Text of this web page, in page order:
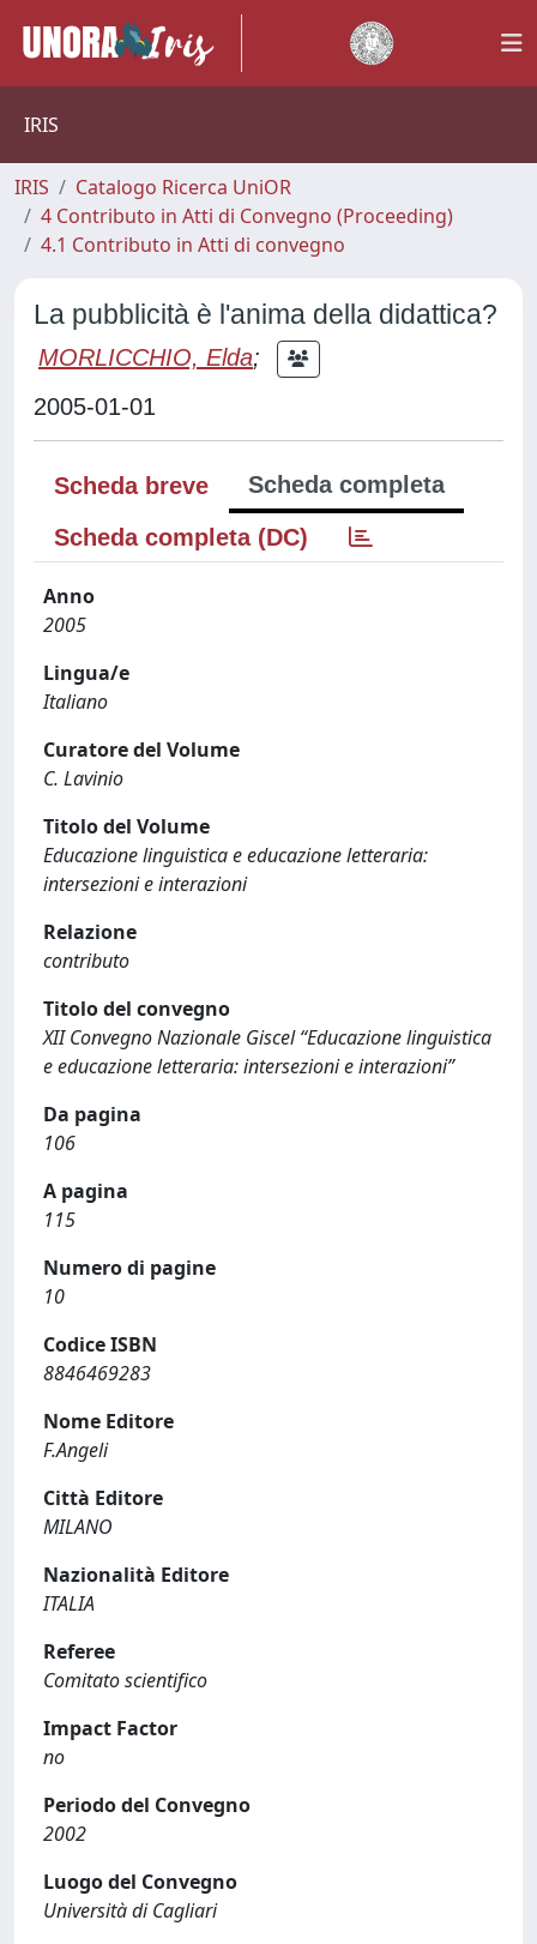
IRIS
IRIS
Catalogo Ricerca UniOR
4 Contributo in Atti di Convegno (Proceeding)
4.1 Contributo in Atti di convegno
La pubblicità è l'anima della didattica?
MORLICCHIO, Elda;
2005-01-01
Scheda breve
Scheda completa
Scheda completa (DC)
Anno
2005
Lingua/e
Italiano
Curatore del Volume
C. Lavinio
Titolo del Volume
Educazione linguistica e educazione letteraria:
intersezioni e interazioni
Relazione
contributo
Titolo del convegno
XII Convegno Nazionale Giscel “Educazione linguistica
e educazione letteraria: intersezioni e interazioni”
Da pagina
106
A pagina
115
Numero di pagine
10
Codice ISBN
8846469283
Nome Editore
F.Angeli
Città Editore
MILANO
Nazionalità Editore
ITALIA
Referee
Comitato scientifico
Impact Factor
no
Periodo del Convegno
2002
Luogo del Convegno
Università di Cagliari